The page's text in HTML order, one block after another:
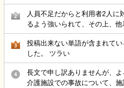
が 50代後半にもなりストレス
こらで 介護の仕事から違う仕
結局転職サイトをみるのが介
たら良いと思いますか？
2
人員不足だからと利用者2人に
るよう強いられて、その上、他
き回る認知症利用者の見守り
最近自分の気持ちに余裕が持て
3
投稿出来ない単語が含まれて
した。 ツラい
4
長文で申し訳ありませんが、よ
介護施設での事故について、施